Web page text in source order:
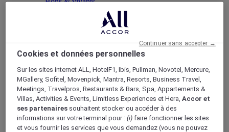
Mise en avant du concept “Bons & Vivants” de
Mercure, axé sur la culture locale et la gastronomie.
Boutique Mercure
Programme de fidélité
Retour
Découvrir le programme
Abonnements ALL Accor+
Cookies et données personnelles
Sur les sites internet ALL, HotelF1, Ibis, Pullman, Novotel, Mercure,
MGallery, Sofitel, Movenpick, Mantra, Resorts, Business Travel,
Meetings, Travelpros, Restaurants & Bars, Spa, Appartements &
Villas, Activities & Events, Limitless Experiences et Hera,Accor et
ses partenaires souhaitent stocker ou accéder à des
informations sur votre terminal pour :(i) faire fonctionner les sites
et vous fournir les services que vous demandez (vous ne pouvez
Continuer sans accepter →